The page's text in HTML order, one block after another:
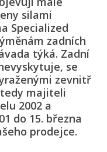
silami
Specialized
zadních
týká. Zadní
se
zevnitř
majiteli
2002 a
do 15. března
prodejce.